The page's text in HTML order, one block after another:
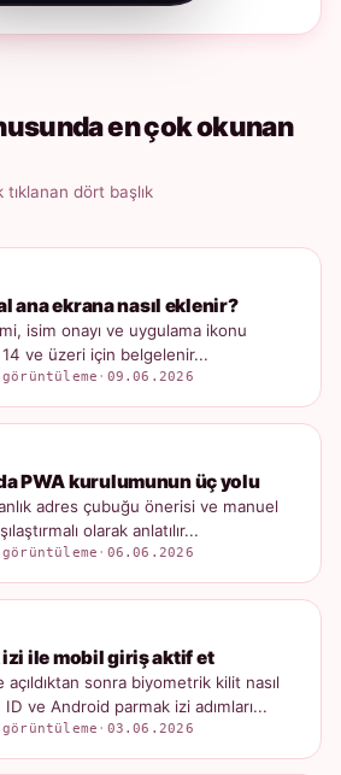
en çok okunan
dört başlık
ana ekrana nasıl eklenir?
isim onayı ve uygulama ikonu
14 ve üzeri için belgelenir...
· 09.06.2026
PWA kurulumunun üç yolu
adres çubuğu önerisi ve manuel
olarak anlatılır...
· 06.06.2026
izi ile mobil giriş aktif et
sonra biyometrik kilit nasıl
ID ve Android parmak izi adımları...
· 03.06.2026